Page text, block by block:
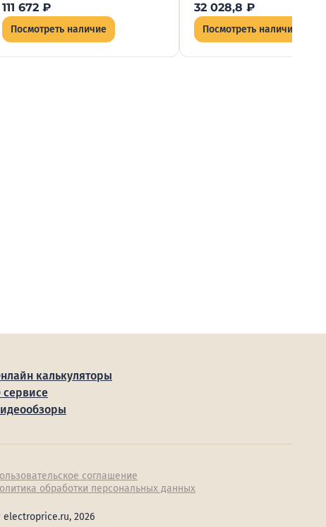
111 672 ₽
Посмотреть наличие
32 028,8 ₽
Посмотреть наличие
калькуляторы
сервисе
соглашение
обработки персональных данных
electroprice.ru, 2026